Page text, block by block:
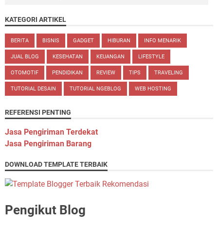
KATEGORI ARTIKEL
BERITA BISNIS GADGET HIBURAN INFO MENARIK
JUAL BLOG KESEHATAN KEUANGAN LIFESTYLE
OTOMOTIF PENDIDIKAN REVIEW TIPS TRAVELING
TUTORIAL DESAIN TUTORIAL NGEBLOG WEB HOSTING
REFERENSI PENTING
Jasa Pengiriman Terdekat
Jasa Pengiriman Barang
DOWNLOAD TEMPLATE TERBAIK
Pengikut Blog